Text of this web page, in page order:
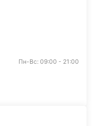
Пн-Вс: 09:00 - 21:00